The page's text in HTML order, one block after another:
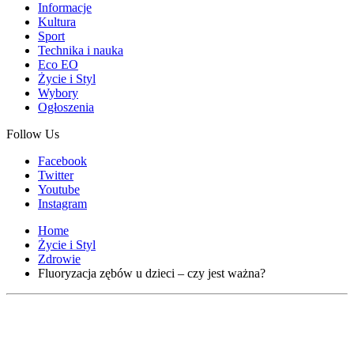
Informacje
Kultura
Sport
Technika i nauka
Eco EO
Życie i Styl
Wybory
Ogłoszenia
Follow Us
Facebook
Twitter
Youtube
Instagram
Home
Życie i Styl
Zdrowie
Fluoryzacja zębów u dzieci – czy jest ważna?